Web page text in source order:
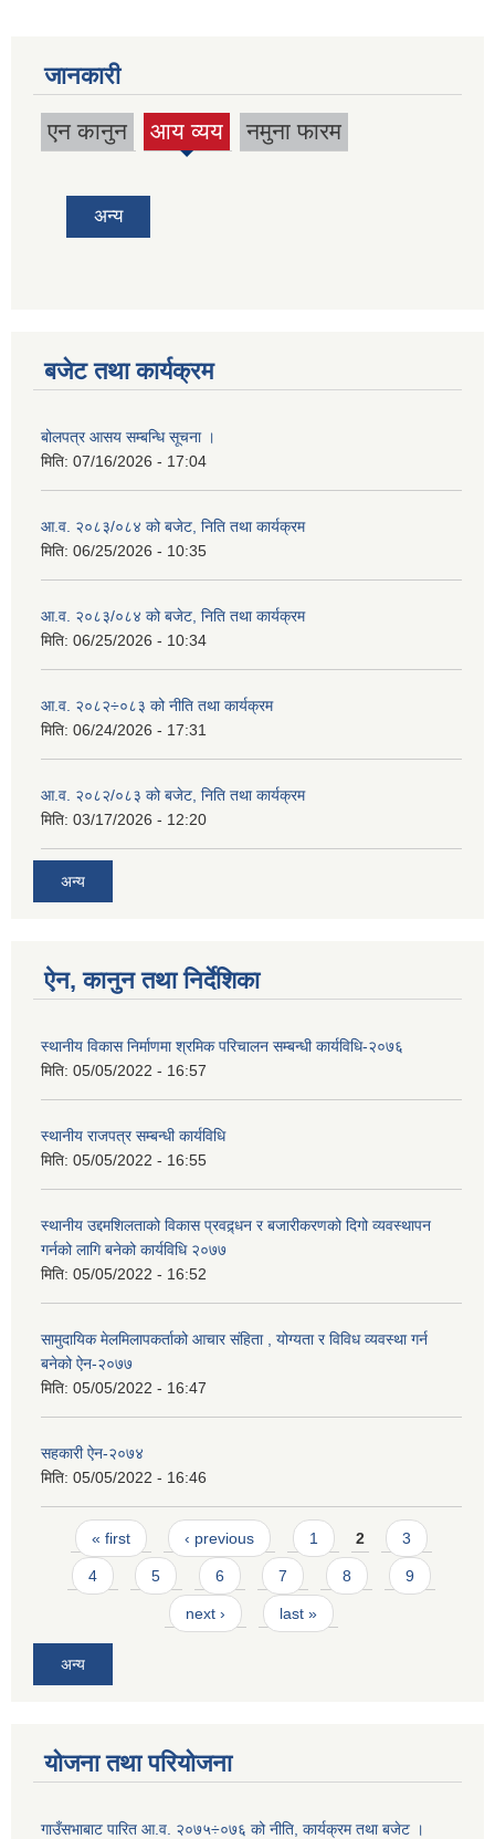
जानकारी
एन कानुन आय व्यय
(active
नमुना फारम
अन्य
बजेट तथा कार्यक्रम
बोलपत्र आसय सम्बन्धि सूचना ।
मिति: 07/16/2026 - 17:04
आ.व. २०८३/०८४ को बजेट, निति तथा कार्यक्रम
मिति: 06/25/2026 - 10:35
आ.व. २०८३/०८४ को बजेट, निति तथा कार्यक्रम
मिति: 06/25/2026 - 10:34
आ.व. २०८२÷०८३ को नीति तथा कार्यक्रम
मिति: 06/24/2026 - 17:31
आ.व. २०८२/०८३ को बजेट, निति तथा कार्यक्रम
मिति: 03/17/2026 - 12:20
अन्य
ऐन, कानुन तथा निर्देशिका
स्थानीय विकास निर्माणमा श्रमिक परिचालन सम्बन्धी कार्यविधि-२०७६
मिति: 05/05/2022 - 16:57
स्थानीय राजपत्र सम्बन्धी कार्यविधि
मिति: 05/05/2022 - 16:55
स्थानीय उद्दमशिलताको विकास प्रवद्र्धन र बजारीकरणको दिगो व्यवस्थापन
गर्नको लागि बनेको कार्यविधि २०७७
मिति: 05/05/2022 - 16:52
सामुदायिक मेलमिलापकर्ताको आचार संहिता , योग्यता र विविध व्यवस्था गर्न
बनेको ऐन-२०७७
मिति: 05/05/2022 - 16:47
सहकारी ऐन-२०७४
मिति: 05/05/2022 - 16:46
Pages
« first ‹ previous 1 2 3
4 5 6 7 8 9
next › last »
अन्य
योजना तथा परियोजना
गाउँसभाबाट पारित आ.व. २०७५÷०७६ को नीति, कार्यक्रम तथा बजेट ।